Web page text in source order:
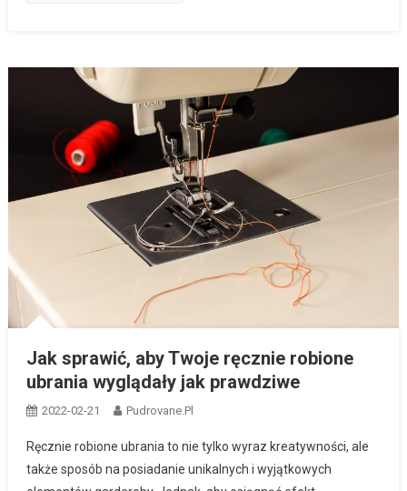
Jak sprawić, aby Twoje ręcznie robione
ubrania wyglądały jak prawdziwe
2022-02-21 Pudrovane.pl
Ręcznie robione ubrania to nie tylko wyraz kreatywności, ale
także sposób na posiadanie unikalnych i wyjątkowych